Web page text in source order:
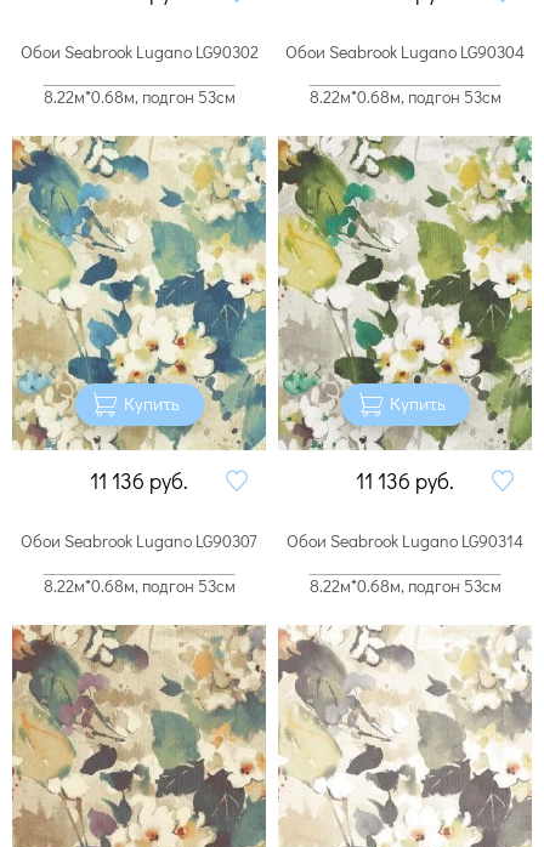
Обои Seabrook Lugano LG90302
8.22м*0.68м, подгон 53см
Купить
11 136 руб.
Обои Seabrook Lugano LG90304
8.22м*0.68м, подгон 53см
Купить
11 136 руб.
Обои Seabrook Lugano LG90307
8.22м*0.68м, подгон 53см
Обои Seabrook Lugano LG90314
8.22м*0.68м, подгон 53см